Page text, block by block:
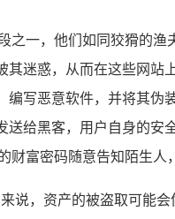
一，他们如同狡猾的
迷惑，从而在这些网
写恶意软件，并将其伪
给黑客，用户自身的安
富密码随意告知陌生人
说，资产的被盗取可能